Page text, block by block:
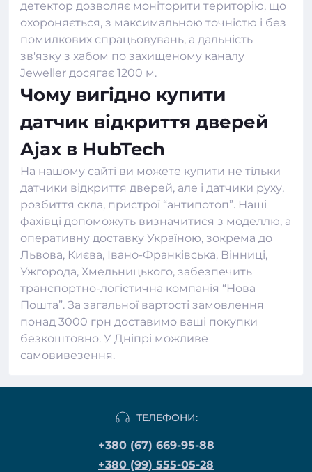
детектор дозволяє моніторити територію, що
охороняється, з максимальною точністю і без
помилкових спрацьовувань, а дальність
зв'язку з хабом по захищеному каналу
Jeweller досягає 1200 м.
Чому вигідно купити
датчик відкриття дверей
Ajax в HubTech
На нашому сайті ви можете купити не тільки
датчики відкриття дверей, але і датчики руху,
розбиття скла, пристрої “антипотоп”. Наші
фахівці допоможуть визначитися з моделлю, а
оперативну доставку Україною, зокрема до
Львова, Києва, Івано-Франківська, Вінниці,
Ужгорода, Хмельницького, забезпечить
транспортно-логістична компанія “Нова
Пошта”. За загальної вартості замовлення
понад 3000 грн доставимо ваші покупки
безкоштовно. У Дніпрі можливе
самовивезення.
ТЕЛЕФОНИ:
+380 (67) 669-95-88
+380 (99) 555-05-28